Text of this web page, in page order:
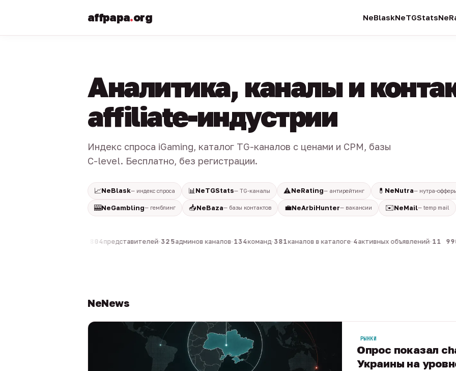
affpapa.org NeBlaskNeTGStats
Аналитика, каналы и
affiliate-индустрии
Индекс спроса iGaming, каталог TG-каналов с ценами и CPM, базы
C-level. Бесплатно, без регистрации.
📈NeBlask— индекс спроса 📊 NeTGStats— TG-каналы ⚠️NeRating— антирейтинг 💊 NeNutra— нутра-
🎰NeGambling— гемблинг 📥NeBaza— базы контактов 💼NeArbiHunter— вакансии ✉️NeMail— temp mail
804представителей·325админов каналов·134команд·381каналов в каталоге·4активных объявлений·11 990
NeNews
РЫНКИ
Опрос показал
Украины на